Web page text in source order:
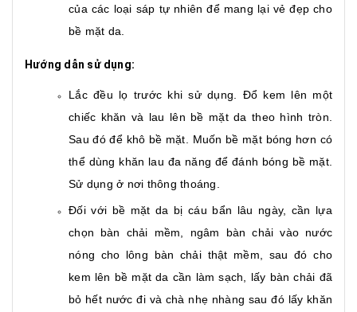
của các loại sáp tự nhiên để mang lại vẻ đẹp cho
bề mặt da.
Hướng dẫn sử dụng:
Lắc đều lọ trước khi sử dụng. Đổ kem lên một
chiếc khăn và lau lên bề mặt da theo hình tròn.
Sau đó để khô bề mặt. Muốn bề mặt bóng hơn có
thể dùng khăn lau đa năng để đánh bóng bề mặt.
Sử dụng ở nơi thông thoáng.
Đối với bề mặt da bị cáu bẩn lâu ngày, cần lựa
chọn bàn chải mềm, ngâm bàn chải vào nước
nóng cho lông bàn chải thật mềm, sau đó cho
kem lên bề mặt da cần làm sạch, lấy bàn chải đã
bỏ hết nước đi và chà nhẹ nhàng sau đó lấy khăn